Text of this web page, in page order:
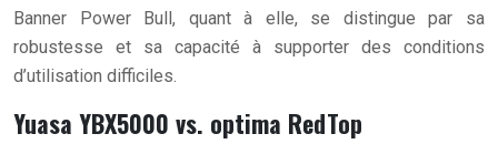
Banner Power Bull, quant à elle, se distingue par sa
robustesse et sa capacité à supporter des conditions
d’utilisation difficiles.
Yuasa YBX5000 vs. optima RedTop